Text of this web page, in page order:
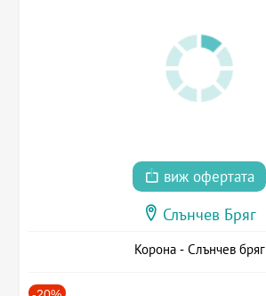
виж офертата
Слънчев Бряг
Корона - Слънчев бряг